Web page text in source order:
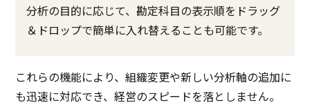
分析の目的に応じて、勘定科目の表示順をドラッグ
＆ドロップで簡単に入れ替えることも可能です。
これらの機能により、組織変更や新しい分析軸の追加に
も迅速に対応でき、経営のスピードを落としません。